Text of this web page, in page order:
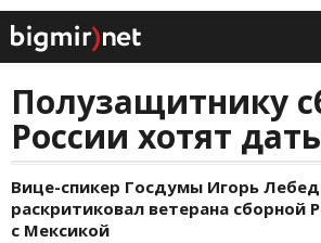
Полузащитнику
России хотят
Вице-спикер Госдумы Игорь
раскритиковал ветерана сборной
с Мексикой